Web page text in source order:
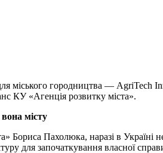
міського городництва — AgriTech
КУ «Агенція розвитку міста».
місту
Бориса Пахолюка, наразі в
для започаткування власної